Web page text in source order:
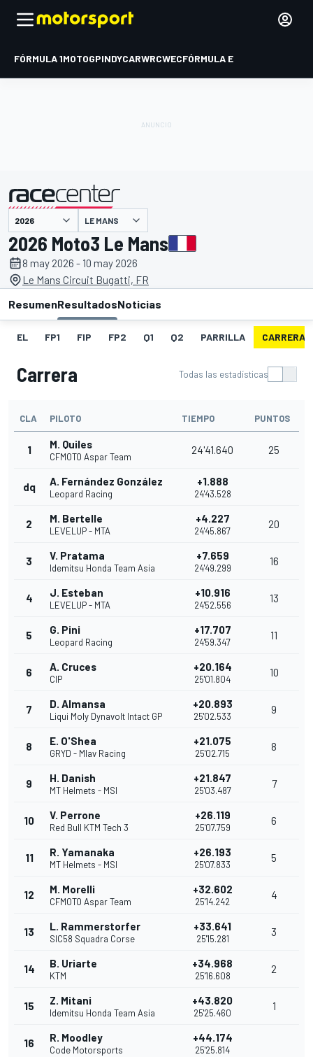
FÓRMULA 1MOTOGPINDYCARWRCWECFÓRMULA E
presentado por LE MANS
2026 Moto3 Le Mans
8 may 2026 - 10 may 2026
Le Mans Circuit Bugatti, FR
ResumenResultadosNoticias
EL FP1 FIP FP2 Q1 Q2 PARRILLA CARRERA
Carrera Todas las estadísticas
CLA PILOTO TIEMPO PUNTOS
1 M. Quiles
CFMOTO Aspar Team
24'41.640 25
dq A. Fernández González
Leopard Racing
+1.888
24'43.528
2 M. Bertelle
LEVELUP - MTA
+4.227
24'45.867
20
3 V. Pratama
Idemitsu Honda Team Asia
+7.659
24'49.299
16
4 J. Esteban
LEVELUP - MTA
+10.916
24'52.556
13
5 G. Pini
Leopard Racing
+17.707
24'59.347
11
6 A. Cruces
CIP
+20.164
25'01.804
10
7 D. Almansa
Liqui Moly Dynavolt Intact GP
+20.893
25'02.533
9
8 E. O'Shea
GRYD - Mlav Racing
+21.075
25'02.715
8
9 H. Danish
MT Helmets - MSI
+21.847
25'03.487
7
10 V. Perrone
Red Bull KTM Tech 3
+26.119
25'07.759
6
11 R. Yamanaka
MT Helmets - MSI
+26.193
25'07.833
5
12 M. Morelli
CFMOTO Aspar Team
+32.602
25'14.242
4
13 L. Rammerstorfer
SIC58 Squadra Corse
+33.641
25'15.281
3
14 B. Uriarte
KTM
+34.968
25'16.608
2
15 Z. Mitani
Idemitsu Honda Team Asia
+43.820
25'25.460
1
16 R. Moodley
Code Motorsports
+44.174
25'25.814